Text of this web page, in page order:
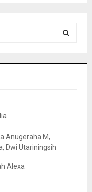
Anugeraha M,
Dwi Utariningsih
Alexa